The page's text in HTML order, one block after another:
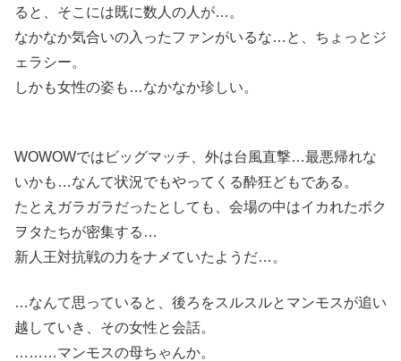
ると、そこには既に数人の人が…。
なかなか気合いの入ったファンがいるな…と、ちょっとジ
ェラシー。
しかも女性の姿も…なかなか珍しい。
WOWOWではビッグマッチ、外は台風直撃…最悪帰れな
いかも…なんて状況でもやってくる酔狂どもである。
たとえガラガラだったとしても、会場の中はイカれたボク
ヲタたちが密集する…
新人王対抗戦の力をナメていたようだ…。
…なんて思っていると、後ろをスルスルとマンモスが追い
越していき、その女性と会話。
………マンモスの母ちゃんか。